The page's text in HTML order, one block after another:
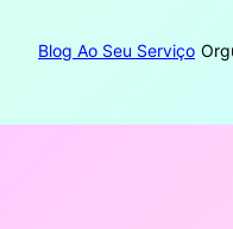
Blog Ao Seu Serviço